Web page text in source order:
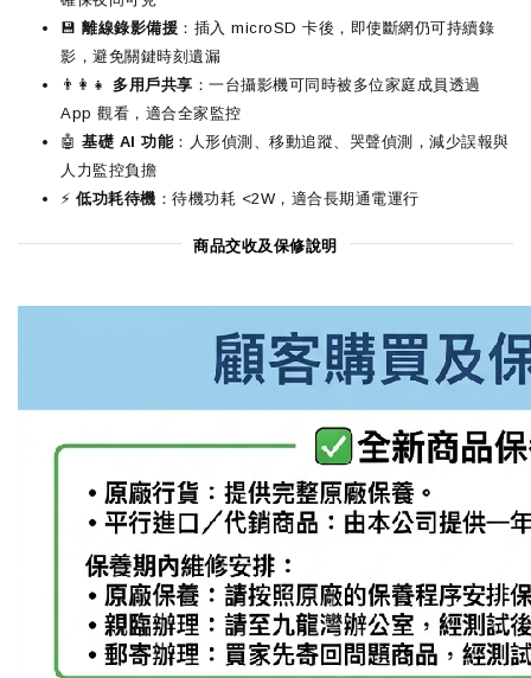
💾 離線錄影備援 ：插入 microSD 卡後，即使斷網仍可持續錄
影，避免關鍵時刻遺漏
👨‍👩‍👧‍ 多用戶共享 ：一台攝影機可同時被多位家庭成員透過
App 觀看，適合全家監控
🤖 基礎 AI 功能 ：人形偵測、移動追蹤、哭聲偵測，減少誤報與
人力監控負擔
⚡ 低功耗待機 ：待機功耗 <2W，適合長期通電運行
商品交收及保修說明